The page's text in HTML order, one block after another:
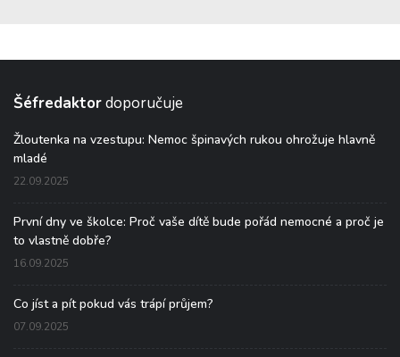
Šéfredaktordoporučuje
Žloutenka na vzestupu: Nemoc špinavých rukou ohrožuje hlavně
mladé
22.09.2025
První dny ve školce: Proč vaše dítě bude pořád nemocné a proč je
to vlastně dobře?
16.09.2025
Co jíst a pít pokud vás trápí průjem?
07.09.2025